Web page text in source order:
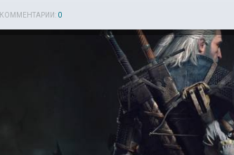
КОММЕНТАРИИ: 0